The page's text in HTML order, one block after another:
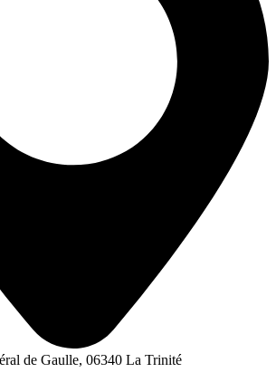
de Gaulle, 06340 La Trinité